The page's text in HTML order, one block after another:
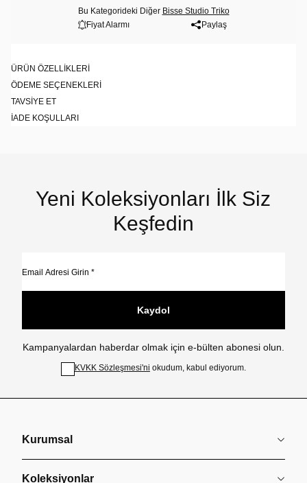
Bu Kategorideki Diğer Bisse Studio Triko
Fiyat Alarmı
Paylaş
ÜRÜN ÖZELLIKLERI
ÖDEME SEÇENEKLERI
TAVSIYE ET
İADE KOŞULLARI
Yeni Koleksiyonları İlk Siz
Keşfedin
Kaydol
Kampanyalardan haberdar olmak için e-bülten abonesi olun.
KVKK Sözleşmesi'ni okudum, kabul ediyorum.
Kurumsal
Koleksiyonlar